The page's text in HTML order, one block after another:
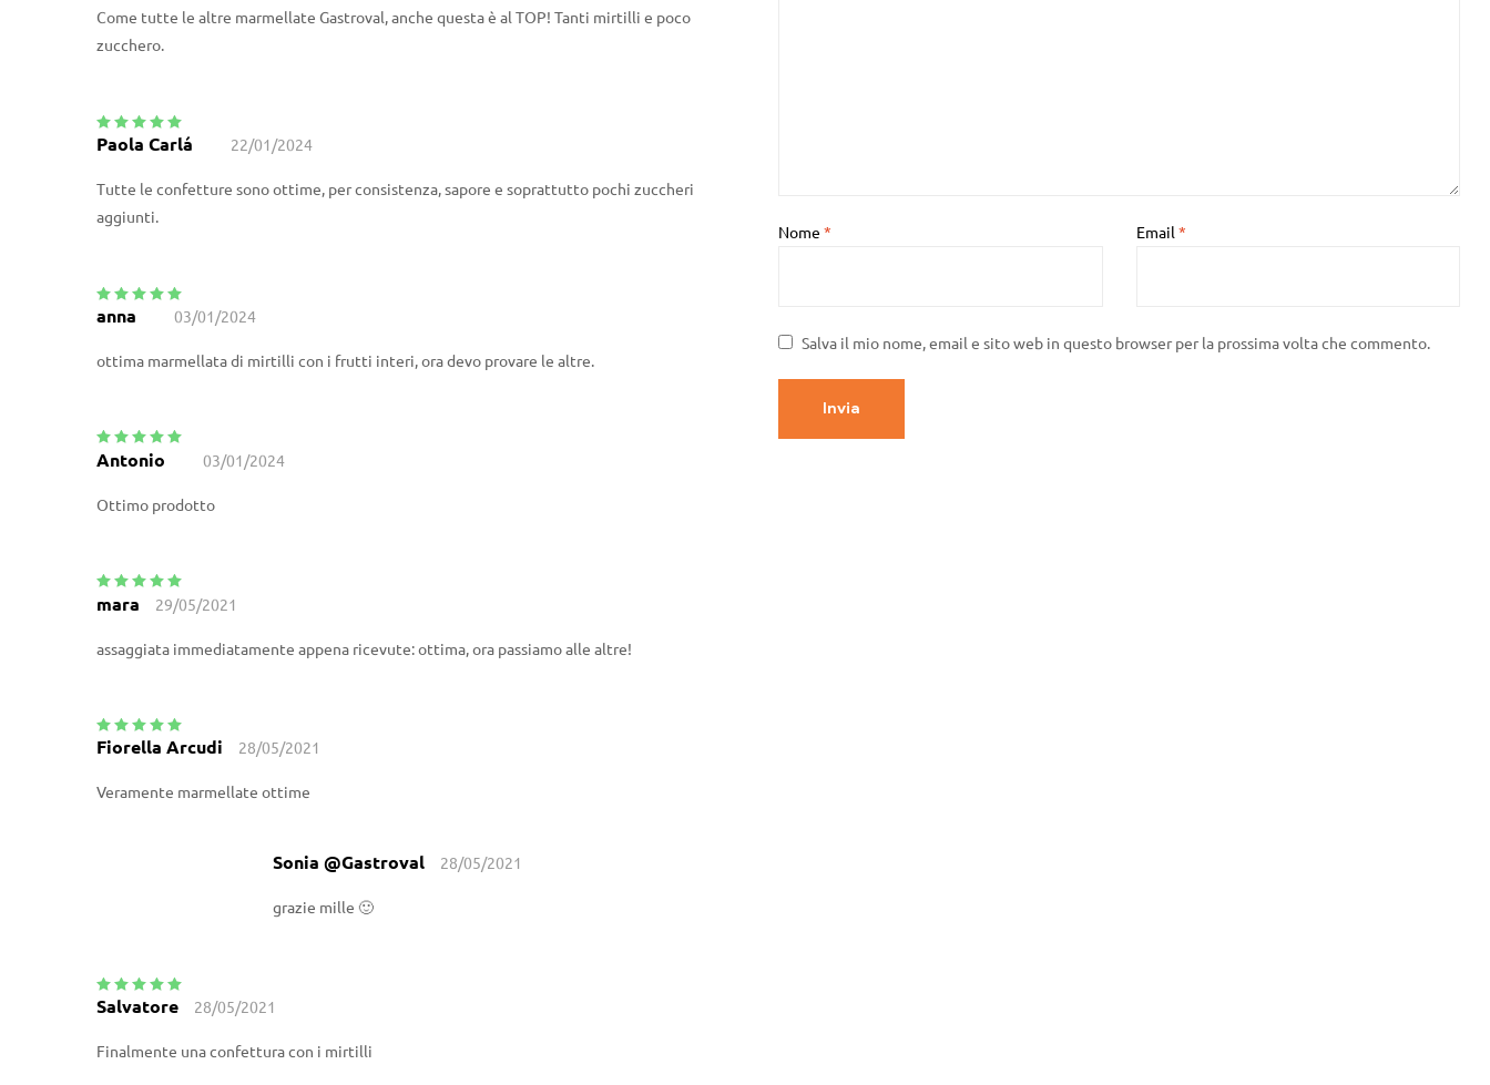
Come tutte le altre marmellate Gastroval, anche questa è al TOP! Tanti mirtilli e poco
zucchero.
Valutato 5su
5
Paola Carlá 22/01/2024
Tutte le confetture sono ottime, per consistenza, sapore e soprattutto pochi zuccheri
aggiunti.
Valutato
5
anna 03/01/2024
ottima marmellata di mirtilli con i frutti interi, ora devo provare le altre.
Valutato5su
5
Antonio 03/01/2024
Ottimo prodotto
Valutato
su
5
mara 29/05/2021
assaggiata immediatamente appena ricevute: ottima, ora passiamo alle altre!
Valutato5 su
Fiorella Arcudi 28/05/2021
Veramente marmellate ottime
Sonia @Gastroval 28/05/2021
grazie mille 🙂
Valutato5su
5
Salvatore 28/05/2021
Finalmente una confettura con i mirtilli
Nome * Email *
Salva il mio nome, email e sito web in questo browser per la prossima volta che commento.